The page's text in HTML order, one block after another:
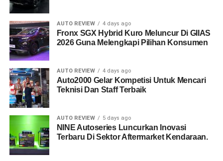
AUTO REVIEW 4 days ago
Fronx SGX Hybrid Kuro Meluncur Di GIIAS
2026 Guna Melengkapi Pilihan Konsumen
AUTO REVIEW 4 days ago
Auto2000 Gelar Kompetisi Untuk Mencari
Teknisi Dan Staff Terbaik
AUTO REVIEW 5 days ago
NINE Autoseries Luncurkan Inovasi
Terbaru Di Sektor Aftermarket Kendaraan.